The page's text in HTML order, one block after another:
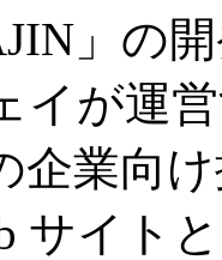
」の
イが運
企業向
サイト